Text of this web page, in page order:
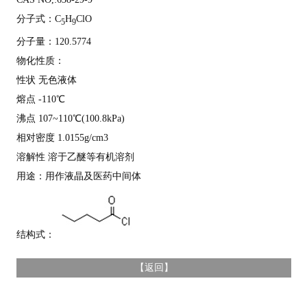
分子式：C5H9ClO
分子量：120.5774
物化性质：
性状 无色液体
熔点 -110℃
沸点 107~110℃(100.8kPa)
相对密度 1.0155g/cm3
溶解性 溶于乙醚等有机溶剂
用途：用作液晶及医药中间体
结构式：
【 返回 】